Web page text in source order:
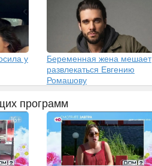
у
Беременная жена мешает
развлекаться Евгению
Ромашову
программ